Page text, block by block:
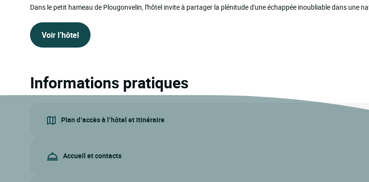
Dans le petit hameau de Plougonvelin, l'hôtel invite à partager la plénitude d'une échappée inoubliable dans une
Voir l’hôtel
Informations pratiques
Plan d’accès à l’hôtel et itinéraire
Accueil et contacts